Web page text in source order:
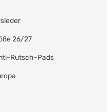
26/27
Rutsch-Pads